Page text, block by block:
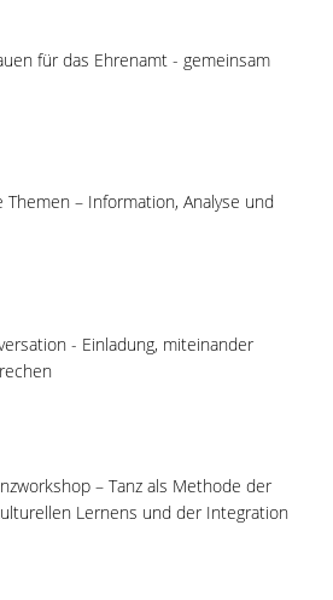
für das Ehrenamt - gemeinsam
– Information, Analyse und
- Einladung, miteinander
– Tanz als Methode der
Lernens und der Integration